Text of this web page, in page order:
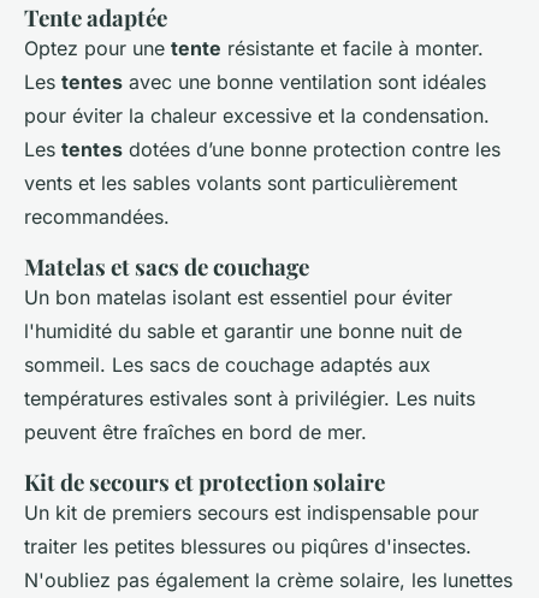
Tente adaptée
Optez pour une tente résistante et facile à monter.
Les tentes avec une bonne ventilation sont idéales
pour éviter la chaleur excessive et la condensation.
Les tentes dotées d’une bonne protection contre les
vents et les sables volants sont particulièrement
recommandées.
Matelas et sacs de couchage
Un bon matelas isolant est essentiel pour éviter
l'humidité du sable et garantir une bonne nuit de
sommeil. Les sacs de couchage adaptés aux
températures estivales sont à privilégier. Les nuits
peuvent être fraîches en bord de mer.
Kit de secours et protection solaire
Un kit de premiers secours est indispensable pour
traiter les petites blessures ou piqûres d'insectes.
N'oubliez pas également la crème solaire, les lunettes